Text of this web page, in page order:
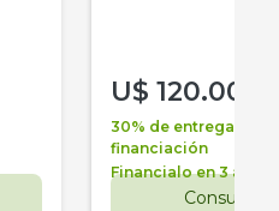
U$ 120.000
30% de entrega +
financiación
Financialo en 3 años
Consultar